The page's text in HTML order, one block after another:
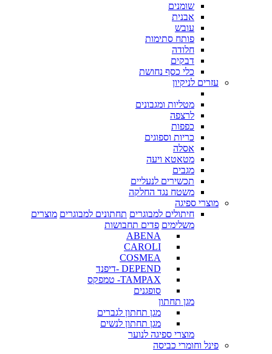
שומנים
אבנית
עובש
פותח סתימות
חלודה
דבקים
כלי כסף נחושת
עזרים לניקיון
מטליות ומגבונים
לרצפה
כפפות
כריות וספוגים
אסלה
מטאטא ויעה
מגבים
תכשירים לנעליים
משטח נגד החלקה
מוצרי ספיגה
חיתולים למבוגרים תחתונים למבוגרים מוצרים
משלימים פדים תחבושות
ABENA
CAROLI
COSMEA
DEPEND -דיפנד
TAMPAX- טמפקס
סופגנים
מגן תחתון
מגן תחתון לגברים
מגן תחתון לנשים
מוצרי ספיגה לנוער
פינל וחומרי כביסה